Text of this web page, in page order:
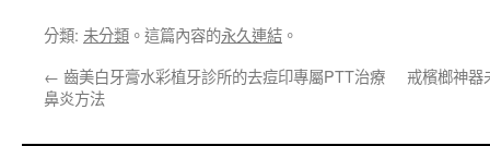
分類: 未分類 。這篇內容的永久連結 。
← 齒美白牙膏水彩植牙診所的去痘印專屬PTT治療
鼻炎方法
戒檳榔神器